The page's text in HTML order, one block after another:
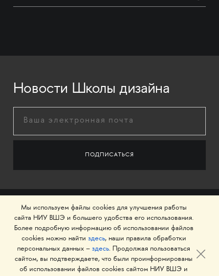
Новости Школы дизайна
Мы используем файлы cookies для улучшения работы
сайта НИУ ВШЭ и большего удобства его использования.
Более подробную информацию об использовании файлов
cookies можно найти здесь, наши правила обработки
персональных данных – здесь. Продолжая пользоваться
сайтом, вы подтверждаете, что были проинформированы
об использовании файлов cookies сайтом НИУ ВШЭ и